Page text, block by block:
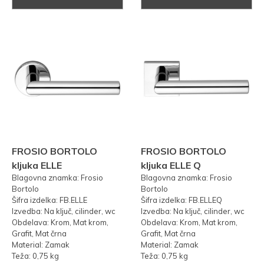
FROSIO BORTOLO
kljuka ELLE
Blagovna znamka: Frosio
Bortolo
Šifra izdelka: FB.ELLE
Izvedba: Na ključ, cilinder, wc
Obdelava: Krom, Mat krom,
Grafit, Mat črna
Material: Zamak
Teža: 0,75 kg
FROSIO BORTOLO
kljuka ELLE Q
Blagovna znamka: Frosio
Bortolo
Šifra izdelka: FB.ELLEQ
Izvedba: Na ključ, cilinder, wc
Obdelava: Krom, Mat krom,
Grafit, Mat črna
Material: Zamak
Teža: 0,75 kg